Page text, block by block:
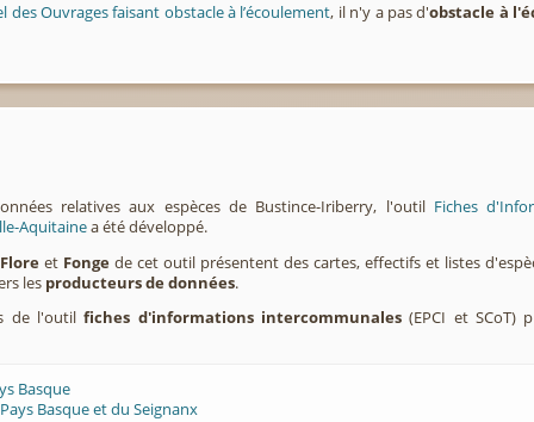
des Ouvrages faisant obstacle à l’écoulement, il n'y a pas d'obstacle à
relatives aux espèces de Bustince-Iriberry, l'outil Fiches
Aquitainea été développé.
Flore et Fonge de cet outil présentent des cartes, effectifs et listes
les producteurs de données.
de l'outilfiches d'informations intercommunales(EPCI et SCoT)
Basque
Basque et du Seignanx